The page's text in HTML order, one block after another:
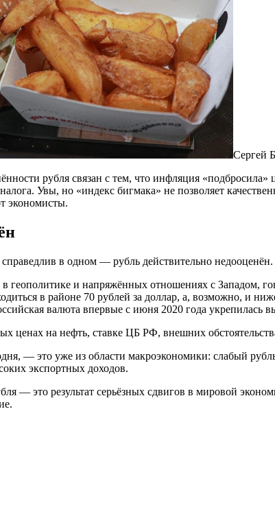
Сергей
рубля связан с тем, что инфляция
Увы, но «индекс бигмака» не позволяет
экономисты.
в одном — рубль действительно недооценён.
в геополитике и напряжённых отношениях с
в районе 70 рублей за доллар, а, возможно, и
валюта впервые с июня 2020 года укрепилась
ценах на нефть, ставке ЦБ РФ, внешних
— это уже из области макроэкономики: слабый
экспортных доходов.
— это результат серьёзных сдвигов в мировой